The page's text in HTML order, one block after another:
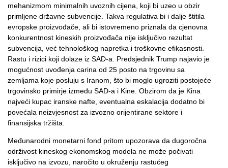
mehanizmom minimalnih uvoznih cijena, koji bi uzeo u obzir
primljene državne subvencije. Takva regulativa bi i dalje štitila
evropske proizvođače, ali bi istovremeno priznala da cjenovna
konkurentnost kineskih proizvođača nije isključivo rezultat
subvencija, već tehnološkog napretka i troškovne efikasnosti.
Rastu i rizici koji dolaze iz SAD-a. Predsjednik Trump najavio je
mogućnost uvođenja carina od 25 posto na trgovinu sa
zemljama koje posluju s Iranom, što bi moglo ugroziti postojeće
trgovinsko primirje između SAD-a i Kine. Obzirom da je Kina
najveći kupac iranske nafte, eventualna eskalacija dodatno bi
povećala neizvjesnost za izvozno orijentirane sektore i
finansijska tržišta.
Međunarodni monetarni fond pritom upozorava da dugoročna
održivost kineskog ekonomskog modela ne može počivati
isključivo na izvozu, naročito u okruženju rastućeg